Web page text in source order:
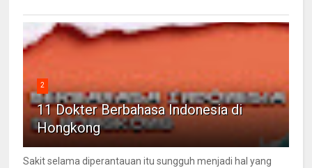
2
11 Dokter Berbahasa Indonesia di
Hongkong
Sakit selama diperantauan itu sungguh menjadi hal yang